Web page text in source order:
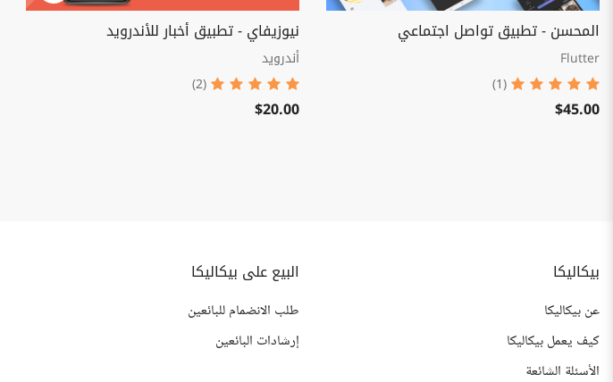
المحسن - تطبيق تواصل اجتماعي
Flutter
(1)
$45.00
نيوزيفاي - تطبيق أخبار للأندرويد
أندرويد
(2)
$20.00
بيكاليكا
عن بيكاليكا
كيف يعمل بيكاليكا
الأسئلة الشائعة
البيع على بيكاليكا
طلب الانضمام للبائعين
إرشادات البائعين